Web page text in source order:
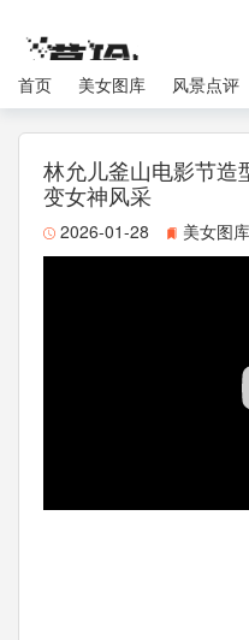
首页 美女图库 风景点评
林允儿釜山电影节造
变女神风采
2026-01-28 美女图库